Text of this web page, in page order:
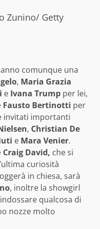
Zunino/ Getty
comunque una
, Maria Grazia
e Ivana Trump per lei,
Fausto Bertinotti per
invitati importanti
, Christian De
e Mara Venier.
Craig David, che si
curiosità
in chiesa, sarà
, inoltre la showgirl
qualcosa di
nozze molto